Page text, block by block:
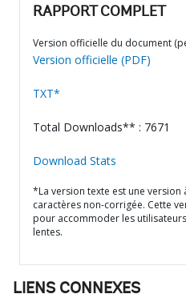
RAPPORT COMPLET
Version officielle du document
Version officielle (PDF)
TXT*
Total Downloads** : 7671
Download Stats
*La version texte est une
caractères non-corrigée. Cette
pour accommoder les
lentes.
LIENS CONNEXES